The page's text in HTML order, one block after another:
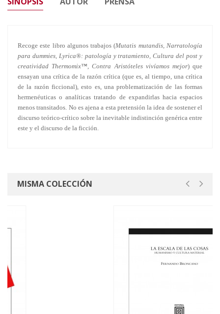
Recoge este libro algunos trabajos (Mutatis mutandis, Narratología
para dummies, Lyrica®: patología y tratamiento, Cultura del post y
creatividad Thermomix™, Contra Aristóteles vivíamos mejor) que
ensayan una crítica de la razón crítica (que es, al tiempo, una crítica
de la razón ficcional), esto es, una problematización de las formas
hermenéuticas o analíticas tratando de expandirlas hacia espacios
menos transitados. No es ajena a esta pretensión la idea de sostener el
discurso teórico-crítico sobre la inevitable indistinción genérica entre
este y el discurso de la ficción.
MISMA COLECCIÓN